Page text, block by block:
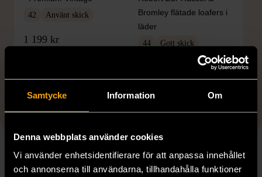
Samtycke Information Om
Denna webbplats använder cookies
Vi använder enhetsidentifierare för att anpassa innehållet
och annonserna till användarna, tillhandahålla funktioner
42 Använt skick
1 199 kr
Bromley flätade loafers i
läder
44 Gott skick
Visar 6 av 6 produkter